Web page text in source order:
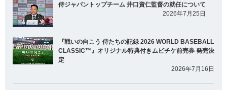
侍ジャパントップチーム 井口資仁監督の就任について
2026年7月25日
『戦いの向こう 侍たちの記録 2026 WORLD BASEBALL
CLASSIC™』オリジナル特典付きムビチケ前売券 発売決
定
2026年7月16日